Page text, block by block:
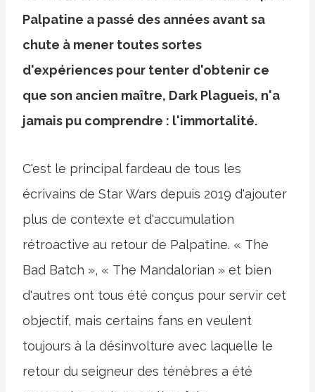
Palpatine a passé des années avant sa
chute à mener toutes sortes
d'expériences pour tenter d'obtenir ce
que son ancien maître, Dark Plagueis, n'a
jamais pu comprendre : l'immortalité.
C'est le principal fardeau de tous les
écrivains de Star Wars depuis 2019 d'ajouter
plus de contexte et d'accumulation
rétroactive au retour de Palpatine. « The
Bad Batch », « The Mandalorian » et bien
d'autres ont tous été conçus pour servir cet
objectif, mais certains fans en veulent
toujours à la désinvolture avec laquelle le
retour du seigneur des ténèbres a été